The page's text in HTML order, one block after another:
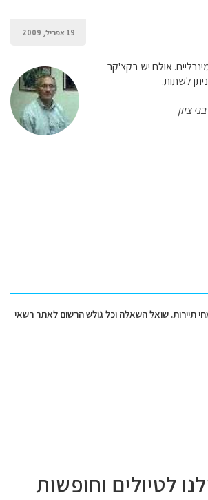
19 אפריל, 2009
אולם יש בקצ'קר
לשתות.
ציון
תיירות. שואל השאלה וכל גולש הרשום לאתר רשאי
לטיולים וחופשות